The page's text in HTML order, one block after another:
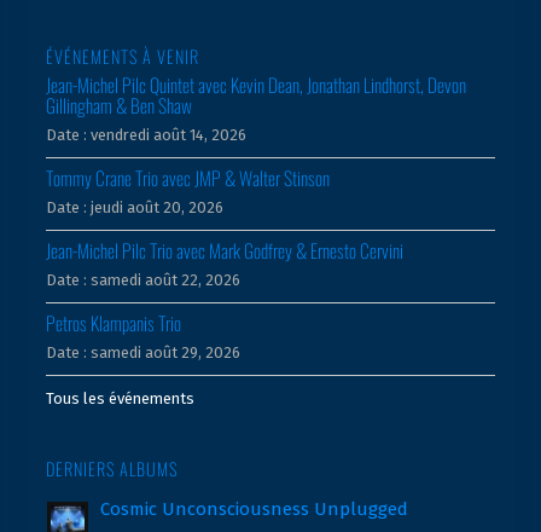
ÉVÉNEMENTS À VENIR
Jean-Michel Pilc Quintet avec Kevin Dean, Jonathan Lindhorst, Devon
Gillingham & Ben Shaw
Date : vendredi août 14, 2026
Tommy Crane Trio avec JMP & Walter Stinson
Date : jeudi août 20, 2026
Jean-Michel Pilc Trio avec Mark Godfrey & Ernesto Cervini
Date : samedi août 22, 2026
Petros Klampanis Trio
Date : samedi août 29, 2026
Tous les événements
DERNIERS ALBUMS
Cosmic Unconsciousness Unplugged